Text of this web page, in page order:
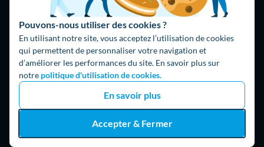
Pouvons-nous utiliser des cookies ?
En utilisant notre site, vous acceptez l’utilisation de cookies
qui permettent de personnaliser votre navigation et
d’améliorer les performances du site. En savoir plus sur
notre politique d'utilisation de cookies.
En savoir plus
Accepter & Fermer
75018 Paris
Fait avec ⚡ par Hello Watt
© 2026 Hello Watt |CGU|Mentions légales